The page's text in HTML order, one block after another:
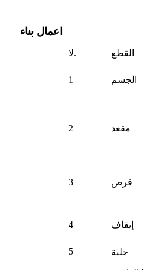
اعمال بناء
لا. القطع
1 الجسم
2 مقعد
3 قرص
4 إيقاف
5
جلبة